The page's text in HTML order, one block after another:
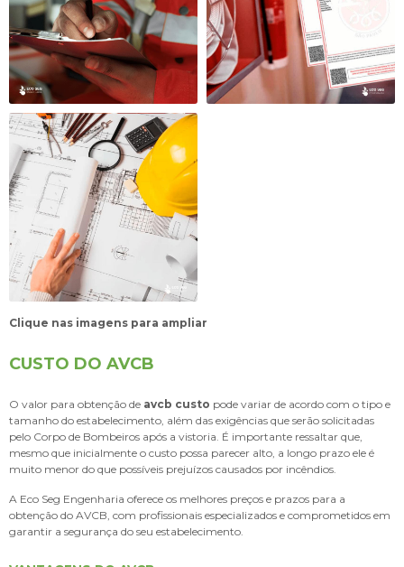
Clique nas imagens para ampliar
CUSTO DO AVCB
O valor para obtenção de avcb custo pode variar de acordo com o tipo e
tamanho do estabelecimento, além das exigências que serão solicitadas
pelo Corpo de Bombeiros após a vistoria. É importante ressaltar que,
mesmo que inicialmente o custo possa parecer alto, a longo prazo ele é
muito menor do que possíveis prejuízos causados por incêndios.
A Eco Seg Engenharia oferece os melhores preços e prazos para a
obtenção do AVCB, com profissionais especializados e comprometidos em
garantir a segurança do seu estabelecimento.